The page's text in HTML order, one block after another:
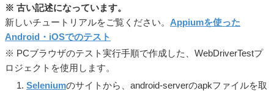
※ 古い記述になっています。
新しいチュートリアルをご覧ください。 Appiumを使った
Android・iOSでのテスト
※ PCブラウザのテスト実行手順で作成した、WebDriverTestプ
ロジェクトを使用します。
Seleniumのサイトから、android-serverのapkファイルを取